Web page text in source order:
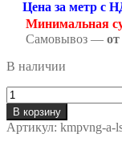
Цена за метр с
Минимальная
Самовывоз —
В наличии
Количество
товара
КМПВнг(А)-
LS
В корзину
Артикул: kmpvng-a-